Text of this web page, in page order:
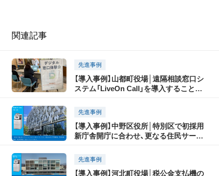
関連記事
先進事例
【導入事例】山都町役場│遠隔相談窓口シ
ステム「LiveOn Call」を導入することで
先進事例
【導入事例】中野区役所│特別区で初採用
新庁舎開庁に合わせ、更なる住民サービ
100」
先進事例
【導入事例】河北町役場│税公金支払機の